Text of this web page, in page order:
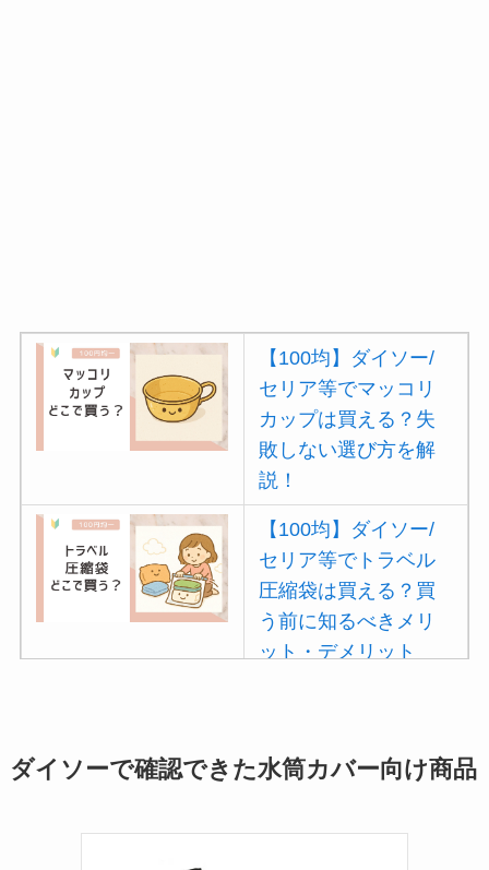
ムと選び方のコツを
解説！
【100均】ダイソー/
セリア等でカトラリ
ー収納ポーチは買え
る？選び方＆活用
法！
【100均】ダイソー/
セリア等でマッコリ
カップは買える？失
敗しない選び方を解
説！
【100均】ダイソー/
セリア等でトラベル
圧縮袋は買える？買
う前に知るべきメリ
ット・デメリット
セリア等でポイズン
ダイソーで確認できた水筒カバー向け商品